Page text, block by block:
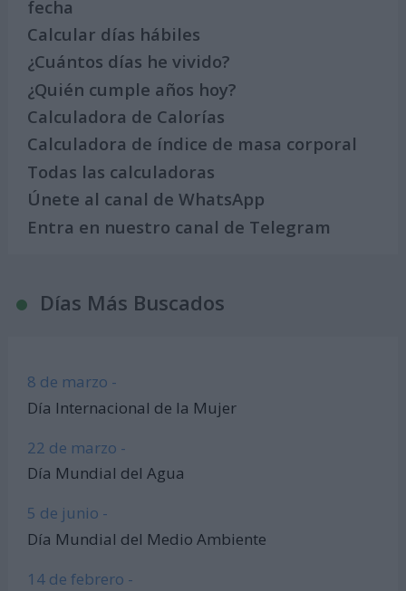
fecha
Calcular días hábiles
¿Cuántos días he vivido?
¿Quién cumple años hoy?
Calculadora de Calorías
Calculadora de índice de masa corporal
Todas las calculadoras
Únete al canal de WhatsApp
Entra en nuestro canal de Telegram
Días Más Buscados
8 de marzo -
Día Internacional de la Mujer
22 de marzo -
Día Mundial del Agua
5 de junio -
Día Mundial del Medio Ambiente
14 de febrero -